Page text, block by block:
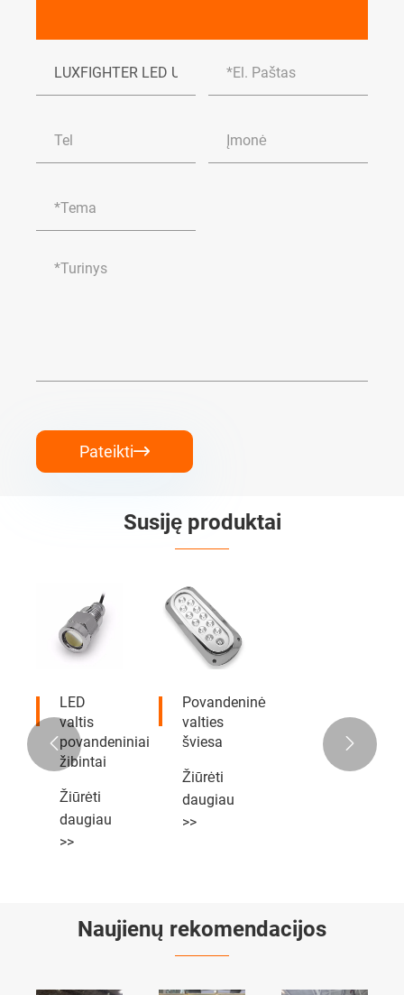
Pateikti
Susiję produktai
LED
valtis
povandeniniai
žibintai
Žiūrėti
daugiau
>>
Povandeninė
valties
šviesa
Žiūrėti
daugiau
>>
 
Naujienų rekomendacijos